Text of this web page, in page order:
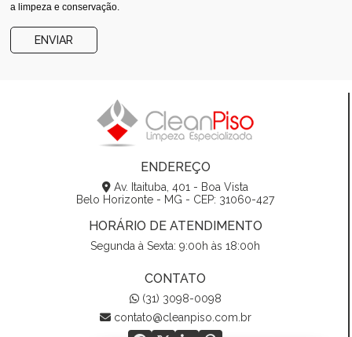
a limpeza e conservação.
ENVIAR
ENDEREÇO
Av. Itaituba, 401 - Boa Vista
Belo Horizonte - MG - CEP: 31060-427
HORÁRIO DE ATENDIMENTO
Segunda à Sexta: 9:00h às 18:00h
CONTATO
(31) 3098-0098
contato@cleanpiso.com.br